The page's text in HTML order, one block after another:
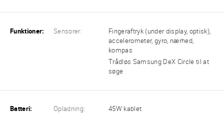
Funktioner: Sensorer:
Fingeraftryk (under display, optisk),
accelerometer, gyro, nærhed,
kompas
Trådløs Samsung DeX Circle til at
søge
Batteri: Opladning:
45W kablet